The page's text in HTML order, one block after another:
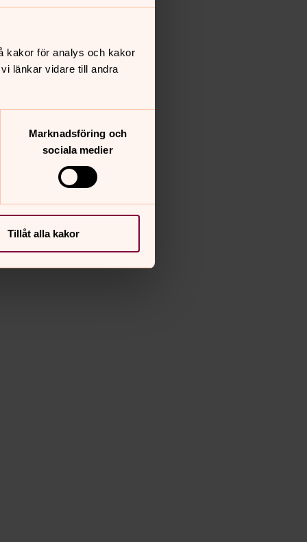
kakor för analys och kakor
länkar vidare till andra
Marknadsföring och
sociala medier
Tillåt alla kakor